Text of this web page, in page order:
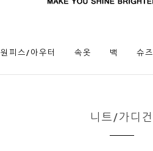
원피스/아우터 속옷 백 슈즈
니트/가디건